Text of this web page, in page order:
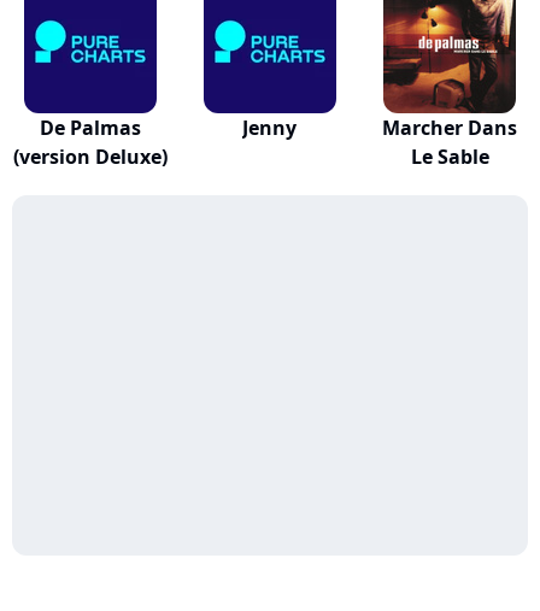
De Palmas
(version Deluxe)
Jenny
Marcher Dans
Le Sable